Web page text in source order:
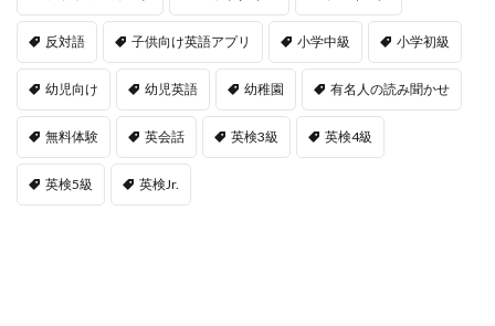
反対語 子供向け英語アプリ 小学中級 小学初級
幼児向け 幼児英語 幼稚園 有名人の読み聞かせ
無料体験 英会話 英検3級 英検4級
英検5級 英検Jr.